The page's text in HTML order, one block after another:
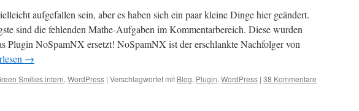
aufgefallen sein, aber es haben sich ein paar kleine Dinge hier geändert.
sind die fehlenden Mathe-Aufgaben im Kommentarbereich. Diese wurden
Plugin NoSpamNX ersetzt! NoSpamNX ist der erschlankte Nachfolger von
→
Smilies intern, WordPress | Verschlagwortet mit Blog, Plugin, WordPress | 38 Kommentare